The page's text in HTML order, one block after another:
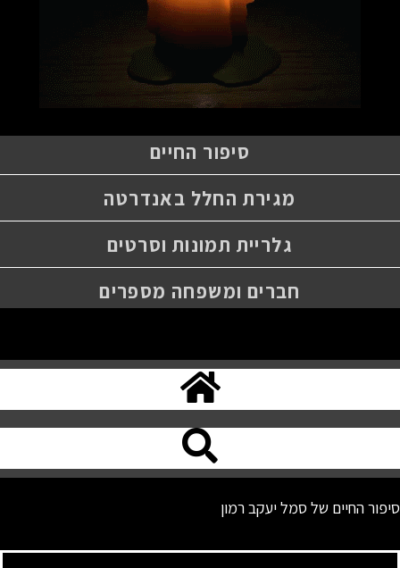
סיפור החיים
מגירת החלל באנדרטה
גלריית תמונות וסרטים
חברים ומשפחה מספרים
סיפור החיים של סמל יעקב רמון